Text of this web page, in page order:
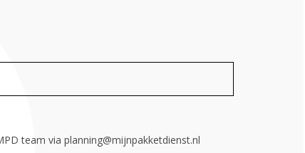
team via planning@mijnpakketdienst.nl